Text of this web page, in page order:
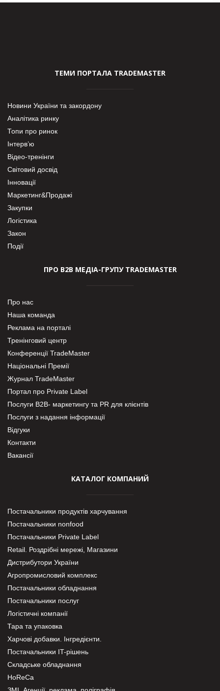
ТЕМИ ПОРТАЛА TRADEMASTER
Новини України та закордону
Аналітика ринку
Топи про ринок
Інтерв’ю
Відео-тренінги
Світовий досвід
Інновації
Маркетинг&Продажі
Закупки
Логістика
Закон
Події
ПРО В2В МЕДІА-ГРУПУ TRADEMASTER
Про нас
Наша команда
Реклама на порталі
Тренінговий центр
Конференції TradeMaster
Національні Премії
Журнал TradeMaster
Портал про Private Label
Послуги В2В- маркетингу та PR для клієнтів
Послуги з надання інформації
Відгуки
Контакти
Вакансії
КАТАЛОГ КОМПАНИЙ
Постачальники продуктів харчування
Постачальники nonfood
Постачальники Private Label
Retail. Роздрібні мережі, Магазини
Дистрибутори України
Агропромисловий комплекс
Постачальники обладнання
Постачальники послуг
Логістичні компанії
Тара та упаковка
Харчові добавки. Інгредієнти.
Постачальники IT-рішень
Складське обладнання
HoReCa